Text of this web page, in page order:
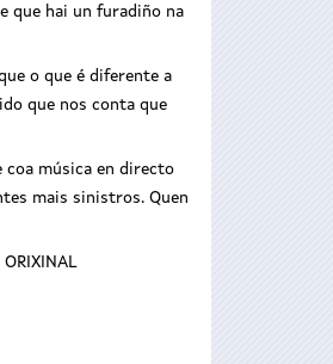
que hai un furadiño na
o que é diferente a
que nos conta que
coa música en directo
mais sinistros. Quen
ORIXINAL